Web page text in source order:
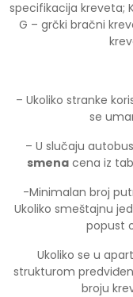
specifikacija kreveta;
G – grčki bračni
– Ukoliko stranke
se
– U slučaju
smena cena iz
-Minimalan broj
Ukoliko smeštajnu
popust
Ukoliko se u
strukturom
broju